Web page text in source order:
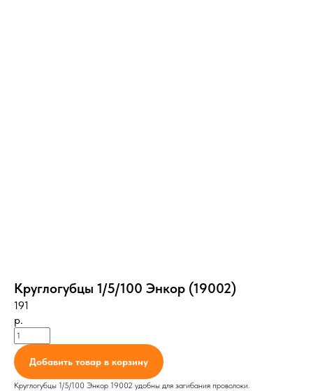
Круглогубцы 1/5/100 Энкор (19002)
191
р.
Добавить товар в корзину
Круглогубцы 1/5/100 Энкор 19002 удобны для загибания проволоки.